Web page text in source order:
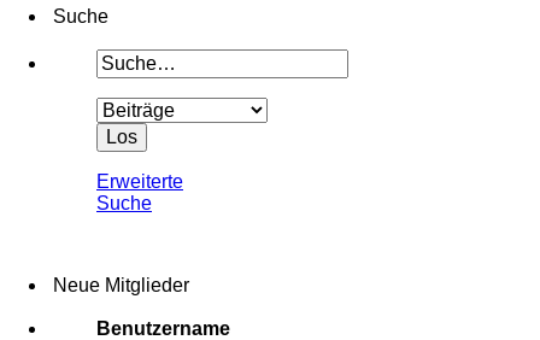
Suche
Erweiterte
Suche
Neue Mitglieder
Benutzername